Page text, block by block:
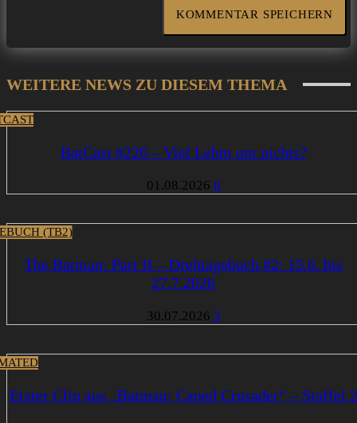
WEITERE NEWS ZU DIESEM THEMA
BatCast #226 – Viel Lehm um nichts?
01.08.2026 0
(TB2)
The Batman: Part II – Drehtagebuch #2: 15.6. bis
27.7.2026
30.07.2026 3
Erster Clip aus „Batman: Caped Crusader“ – Staffel 2